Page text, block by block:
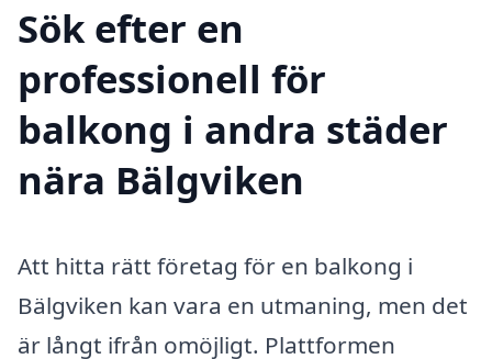
Sök efter en
professionell för
balkong i andra städer
nära Bälgviken
Att hitta rätt företag för en balkong i
Bälgviken kan vara en utmaning, men det
är långt ifrån omöjligt. Plattformen